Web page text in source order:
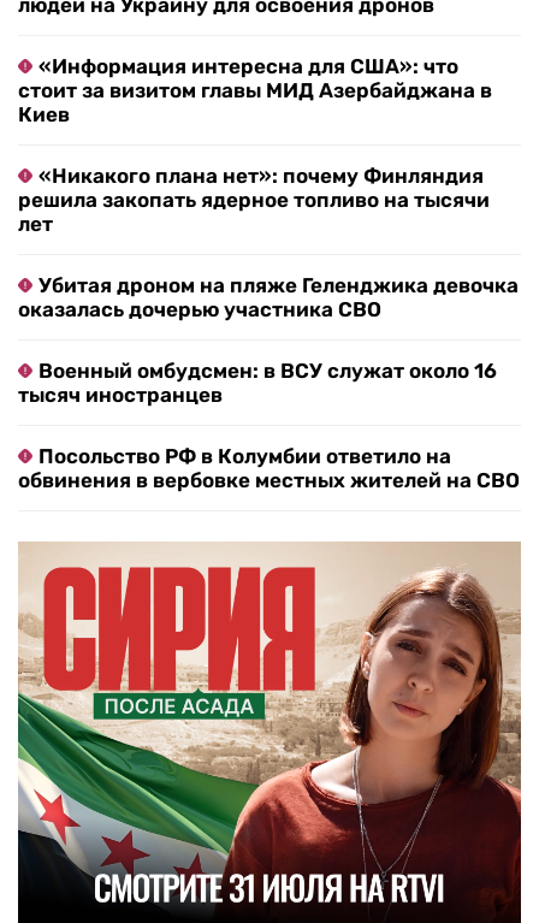
«Информация интересна для США»: что
стоит за визитом главы МИД Азербайджана в
Киев
«Никакого плана нет»: почему Финляндия
решила закопать ядерное топливо на тысячи
лет
Убитая дроном на пляже Геленджика девочка
оказалась дочерью участника СВО
Военный омбудсмен: в ВСУ служат около 16
тысяч иностранцев
Посольство РФ в Колумбии ответило на
обвинения в вербовке местных жителей на СВО